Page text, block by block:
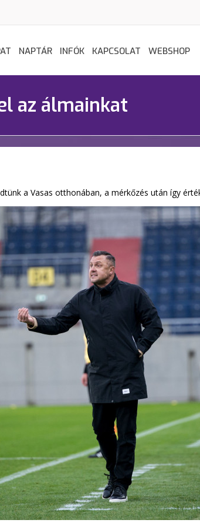
NAPTÁR INFÓK KAPCSOLAT WEBSHOP
az álmainkat
a Vasas otthonában, a mérkőzés után így